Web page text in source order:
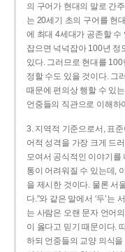
의 구어가 현대의 말로 간
는 20세기 초의 구어를 현
에 최대 4세대가 공존할 수
잡으면 넉넉잡아 100년 정
있다. 그러므로 현대를
정할 수도 있을 것이다. 그
때문에 편의상 행할 수 있
언중들의 직관으로 이해하
3. 지역적 기준으로서, 표
어적 성격을 가장 크게 드
모여서 공식적인 이야기를
통이 어려워질 수 있는데,
을 제시한 것이다. 물론 서
다.”와 같은 말에서 ‘두’는
는 사람은 오랜 문자 언어
이 옳다고 믿기 때문이다.
하되 언중들의 교양 의식